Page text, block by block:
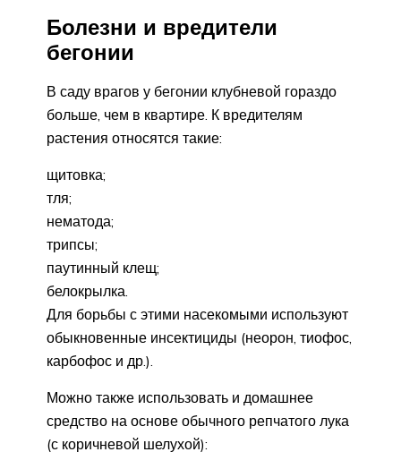
Болезни и вредители
бегонии
В саду врагов у бегонии клубневой гораздо
больше, чем в квартире. К вредителям
растения относятся такие:
щитовка;
тля;
нематода;
трипсы;
паутинный клещ;
белокрылка.
Для борьбы с этими насекомыми используют
обыкновенные инсектициды (неорон, тиофос,
карбофос и др.).
Можно также использовать и домашнее
средство на основе обычного репчатого лука
(с коричневой шелухой):